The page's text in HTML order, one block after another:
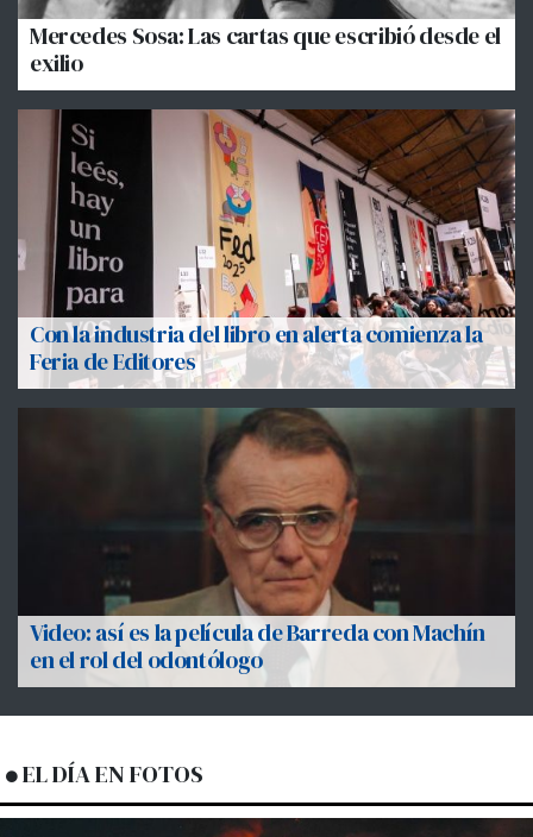
Con la industria del libro en alerta comienza la
Feria de Editores
Mercedes Sosa: Las cartas que escribió desde el
exilio
Video: así es la película de Barreda con Machín
en el rol del odontólogo
EL DÍA EN FOTOS